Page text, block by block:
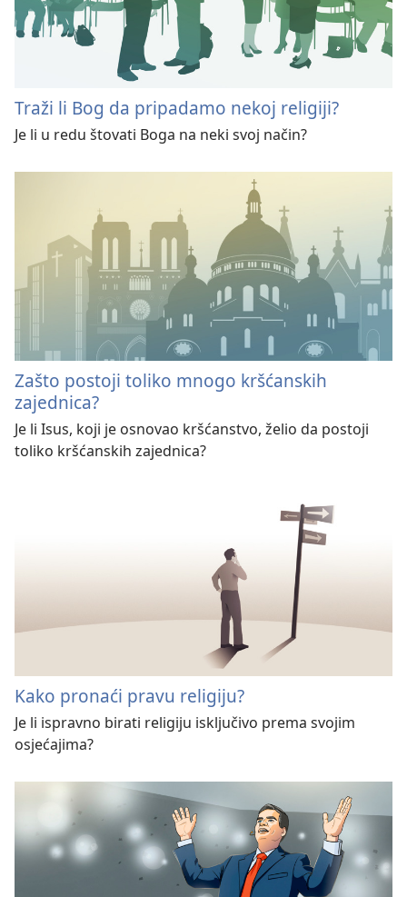
Traži li Bog da pripadamo nekoj religiji?
Je li u redu štovati Boga na neki svoj način?
Zašto postoji toliko mnogo kršćanskih
zajednica?
Je li Isus, koji je osnovao kršćanstvo, želio da postoji
toliko kršćanskih zajednica?
Kako pronaći pravu religiju?
Je li ispravno birati religiju isključivo prema svojim
osjećajima?